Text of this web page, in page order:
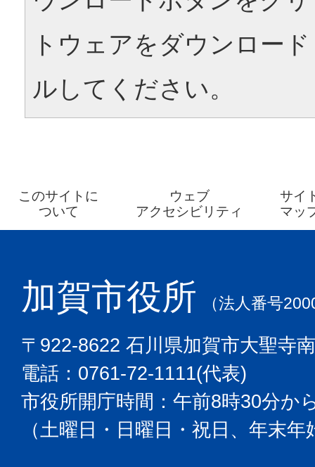
トウェアをダウンロー
ルしてください。
このサイトに
ついて
ウェブ
アクセシビリティ
サイ
マッ
加賀市役所 （法人番号
〒922-8622 石川県加賀市大聖寺
電話：0761-72-1111(代表)
市役所開庁時間：午前8時30分か
（土曜日・日曜日・祝日、年末